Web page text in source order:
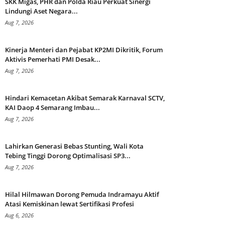
Lindungi Aset Negara...
Aug 7, 2026
Kinerja Menteri dan Pejabat KP2MI Dikritik, Forum
Aktivis Pemerhati PMI Desak...
Aug 7, 2026
Hindari Kemacetan Akibat Semarak Karnaval SCTV,
KAI Daop 4 Semarang Imbau...
Aug 7, 2026
Lahirkan Generasi Bebas Stunting, Wali Kota
Tebing Tinggi Dorong Optimalisasi SP3...
Aug 7, 2026
Hilal Hilmawan Dorong Pemuda Indramayu Aktif
Atasi Kemiskinan lewat Sertifikasi Profesi
Aug 6, 2026